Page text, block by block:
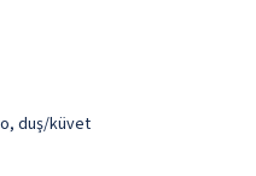
duş/küvet